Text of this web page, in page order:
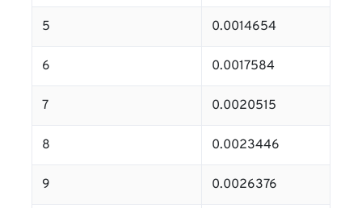
5 0.0014654
6 0.0017584
7 0.0020515
8 0.0023446
9 0.0026376